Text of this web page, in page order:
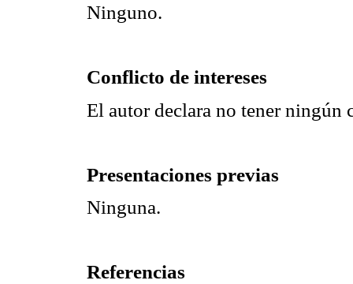
Ninguno.
Conflicto de intereses
El autor declara no tener ningún
Presentaciones previas
Ninguna.
Referencias